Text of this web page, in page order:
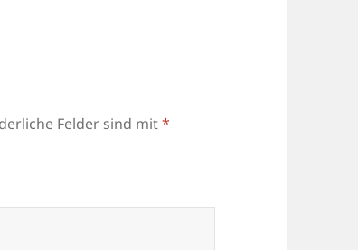
Felder sind mit*